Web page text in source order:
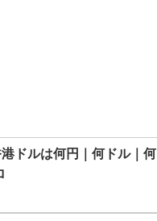
ドルは何円｜何ドル｜何